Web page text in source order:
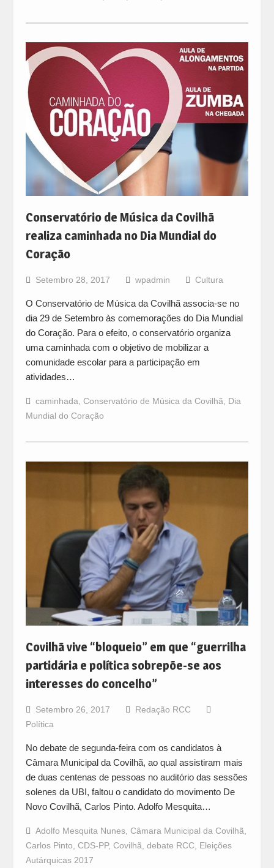
Conservatório de Música da Covilhã
realiza caminhada no Dia Mundial do
Coração
Setembro 28, 2017 wpadmin Cultura
O Conservatório de Música da Covilhã associa-se no
dia 29 de Setembro às comemorações do Dia Mundial
do Coração. Para o efeito, o conservatório organiza
uma caminhada com o objetivo de mobilizar a
comunidade escolar para a participação em
atividades…
caminhada Conservatório de Música da Covilhã
Dia
Mundial do Coração
Covilhã vive “bloqueio” em que “guerrilha
partidária e política sobrepõe-se aos
interesses do concelho”
Setembro 26, 2017
Redação RCC
Política
No debate de segunda-feira com os candidatos à
Câmara Municipal da Covilhã, ao qual assistiram mais
de duas centenas de pessoas no auditório das sessões
solenes da UBI, faltou o candidato do movimento De
Novo Covilhã, Carlos Pinto. Adolfo Mesquita…
Adolfo Mesquita Nunes, Câmara Municipal da Covilhã
Carlos Pinto CDS-PP, Covilhã debate RCC, Eleições
Autárquicas 2017